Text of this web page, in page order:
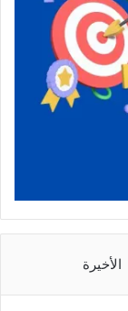
الأخيرة